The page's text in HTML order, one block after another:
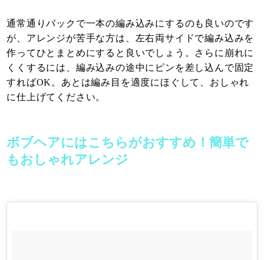
通常通りバックで一本の編み込みにするのも良いのです
が、アレンジが苦手な方は、左右両サイドで編み込みを
作ってひとまとめにすると良いでしょう。さらに崩れに
くくするには、編み込みの途中にピンを差し込んで固定
すればOK。あとは編み目を適度にほぐして、おしゃれ
に仕上げてください。
ボブヘアにはこちらがおすすめ！簡単で
もおしゃれアレンジ